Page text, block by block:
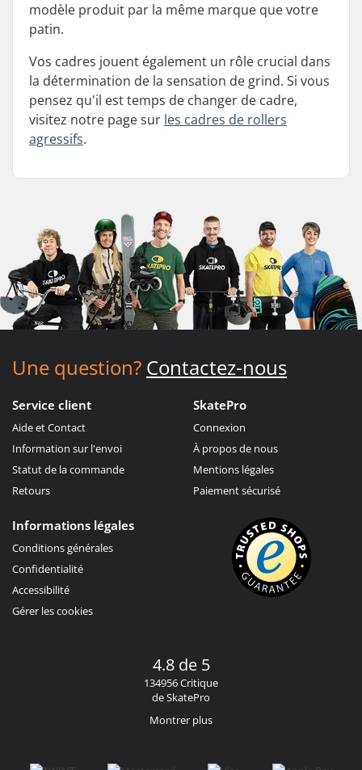
modèle produit par la même marque que votre
patin.
Vos cadres jouent également un rôle crucial dans
la détermination de la sensation de grind. Si vous
pensez qu'il est temps de changer de cadre,
visitez notre page sur les cadres de rollers
agressifs.
Une question? Contactez-nous
Service client
Aide et Contact
Information sur l'envoi
Statut de la commande
Retours
SkatePro
Connexion
À propos de nous
Mentions légales
Paiement sécurisé
Informations légales
Conditions générales
Confidentialité
Accessibilité
Gérer les cookies
4.8 de 5
134956 Critique
de SkatePro
Montrer plus